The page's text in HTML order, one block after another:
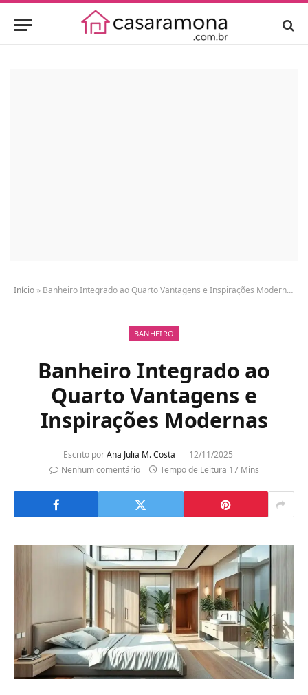
Início » Banheiro Integrado ao Quarto Vantagens e Inspirações Modernas
BANHEIRO
Banheiro Integrado ao
Quarto Vantagens e
Inspirações Modernas
Escrito por Ana Julia M. Costa
12/11/2025
Nenhum comentário
Tempo de Leitura 17 Mins